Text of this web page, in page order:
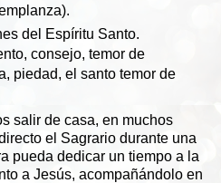
del Espíritu Santo.
consejo, temor de
piedad, el santo temor de
salir de casa, en muchos
el Sagrario durante una
pueda dedicar un tiempo a la
a Jesús, acompañándolo en